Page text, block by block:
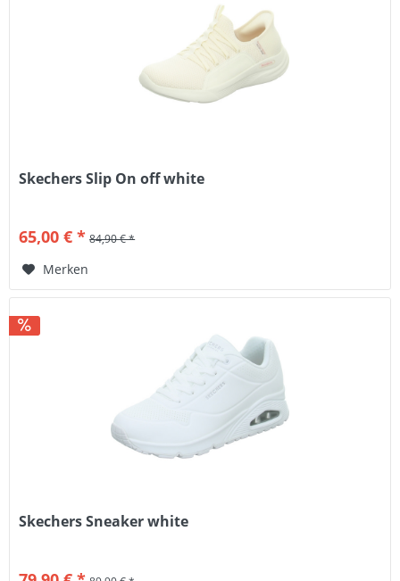
Skechers Slip On off white
65,00 € * 84,90 € *
Merken
Skechers Sneaker white